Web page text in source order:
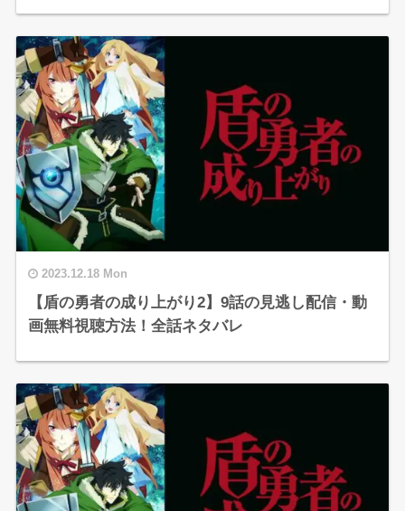
2023.12.18 Mon
【盾の勇者の成り上がり2】9話の見逃し配信・動
画無料視聴方法！全話ネタバレ